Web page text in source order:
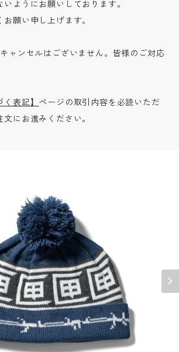
ようにお願いしております。
願い申し上げます。
ャンセルはございません。皆様のご対応
表記】 ページの取引内容を必読いただ
にお進みください。